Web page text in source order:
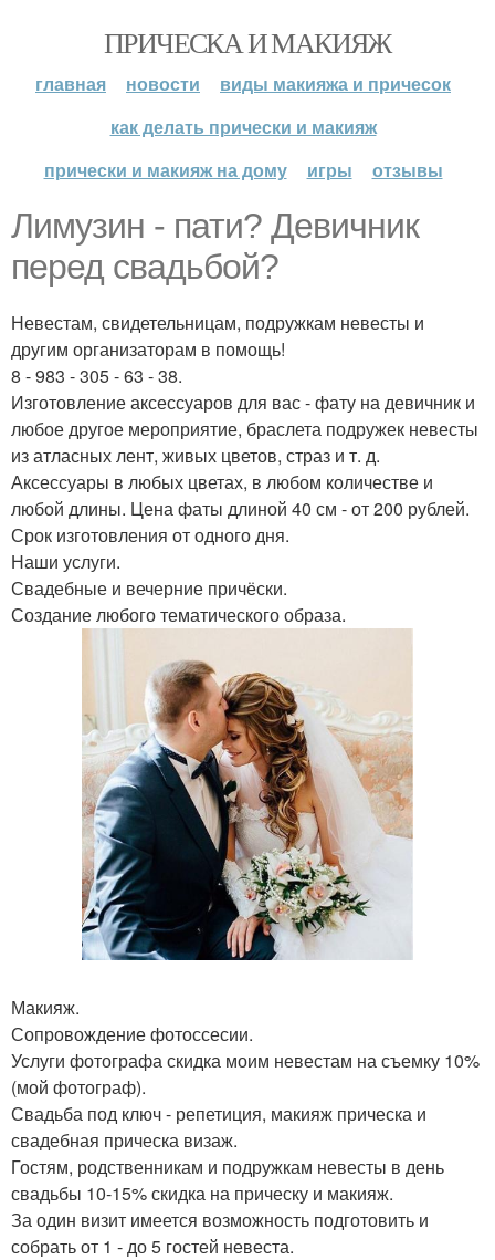
ПРИЧЕСКА И МАКИЯЖ
главная новости
виды макияжа и причесок
как делать прически и макияж
прически и макияж на дому
игры отзывы
Лимузин - пати? Девичник
перед свадьбой?
Невестам, свидетельницам, подружкам невесты и
другим организаторам в помощь!
8 - 983 - 305 - 63 - 38.
Изготовление аксессуаров для вас - фату на девичник и
любое другое мероприятие, браслета подружек невесты
из атласных лент, живых цветов, страз и т. д.
Аксессуары в любых цветах, в любом количестве и
любой длины. Цена фаты длиной 40 см - от 200 рублей.
Срок изготовления от одного дня.
Наши услуги.
Свадебные и вечерние причёски.
Создание любого тематического образа.
Макияж.
Сопровождение фотоссесии.
Услуги фотографа скидка моим невестам на съемку 10%
(мой фотограф).
Свадьба под ключ - репетиция, макияж прическа и
свадебная прическа визаж.
Гостям, родственникам и подружкам невесты в день
свадьбы 10-15% скидка на прическу и макияж.
За один визит имеется возможность подготовить и
собрать от 1 - до 5 гостей невеста.